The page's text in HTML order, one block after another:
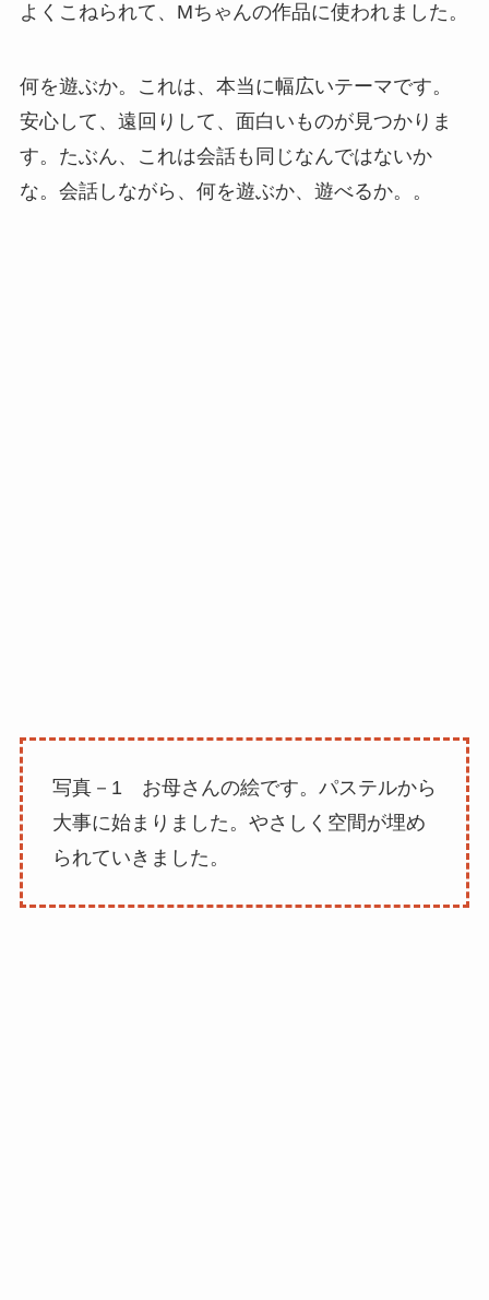
よくこねられて、Mちゃんの作品に使われました。
何を遊ぶか。これは、本当に幅広いテーマです。
安心して、遠回りして、面白いものが見つかりま
す。たぶん、これは会話も同じなんではないか
な。会話しながら、何を遊ぶか、遊べるか。。
写真－1 お母さんの絵です。パステルから
大事に始まりました。やさしく空間が埋め
られていきました。